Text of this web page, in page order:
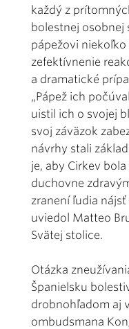
každý z
bolestnej osobnej
pápežovi
zefektívnenie
a dramatické
„Pápež ich
uistil ich o svojej
svoj záväzok
návrhy stali
je, aby Cirkev
duchovne
zranení ľudia
uviedol Matteo
Svätej stolice.
Otázka
Španielsku
drobnohľadom aj
ombudsmana